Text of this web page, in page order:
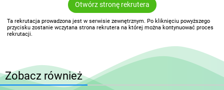
Otwórz stronę rekrutera
Ta rekrutacja prowadzona jest w serwisie zewnętrznym. Po kliknięciu powyższego
przycisku zostanie wczytana strona rekrutera na której można kontynuować proces
rekrutacji.
Zobacz również